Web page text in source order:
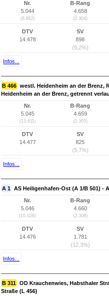
Nr.
5.044
(6.862)
B-Rang
4.658
(2.304)
DTV
14.478
SV
898
(6,2%)
Infos...
B 466 westl. Heidenheim an der Brenz,
Heidenheim an der Brenz, getrennt
Nr.
5.045
(13.611)
B-Rang
4.659
(2.305)
DTV
14.477
SV
825
(5,7%)
Infos...
A 1 AS Heiligenhafen-Ost (A 1/B 501) -
Nr.
5.046
(10.028)
B-Rang
4.660
(2.306)
DTV
14.476
SV
1.781
(12,3%)
Infos...
B 311 OD Krauchenwies, Habsthaler
Straße (L 456)